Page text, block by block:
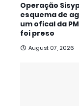
Operação
esquema de
um ofical da
foi preso
August 07, 2026